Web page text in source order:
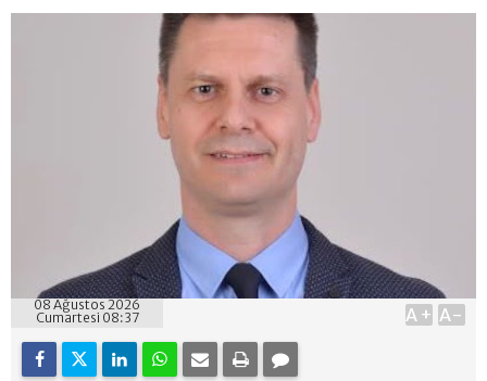
08 Ağustos 2026
Cumartesi 08:37
A+ A-